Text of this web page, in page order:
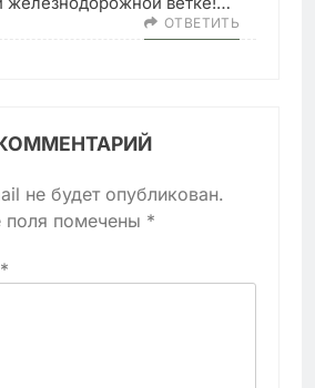
ОТВЕТИТЬ
не будет опубликован.
поля помечены *
*